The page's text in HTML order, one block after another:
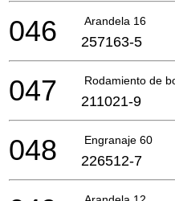
Arandela 16
046 257163-5
Rodamiento de
047 211021-9
Engranaje 60
048 226512-7